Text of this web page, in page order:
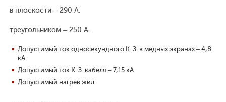
в плоскости – 290 А;
треугольником – 250 А.
Допустимый ток односекундного К. З. в медных экранах – 4,8
кА.
Допустимый ток К. З. кабеля – 7,15 кА.
Допустимый нагрев жил: